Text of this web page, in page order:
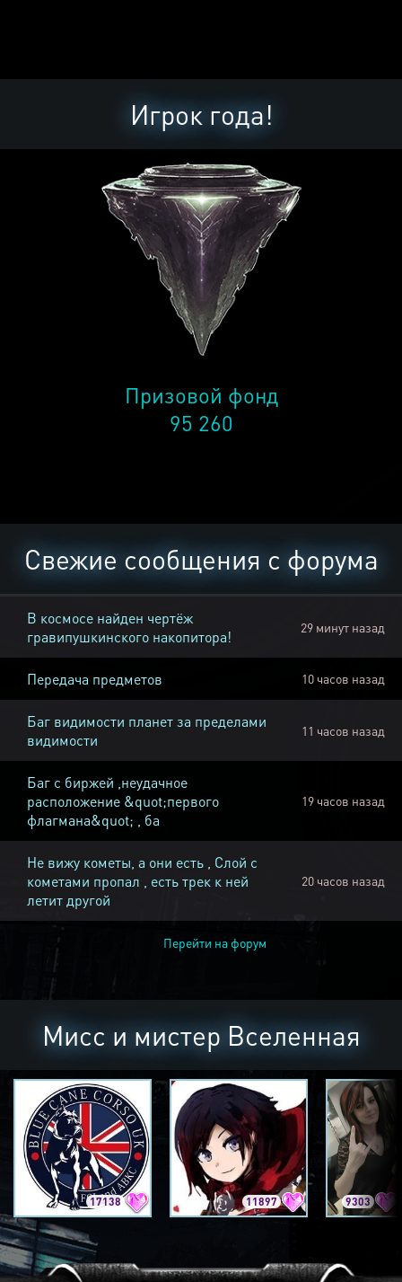
Игрок года!
Призовой фонд
95 260
Свежие сообщения с форума
В космосе найден чертёж
гравипушкинского накопитора!
29 минут назад
Передача предметов 10 часов назад
Баг видимости планет за пределами
видимости
11 часов назад
Баг с биржей ,неудачное
расположение &quot;первого
флагмана&quot; , ба
19 часов назад
Не вижу кометы, а они есть , Слой с
кометами пропал , есть трек к ней
летит другой
20 часов назад
Перейти на форум
Мисс и мистер Вселенная
17138 11897 9303